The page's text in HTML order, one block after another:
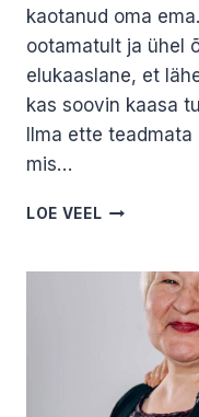
kaotanud oma
ootamatult ja ühel
elukaaslane, et
kas soovin kaasa
Ilma ette
mis…
LOE VEEL HISPAANIA
JANE
KAJU